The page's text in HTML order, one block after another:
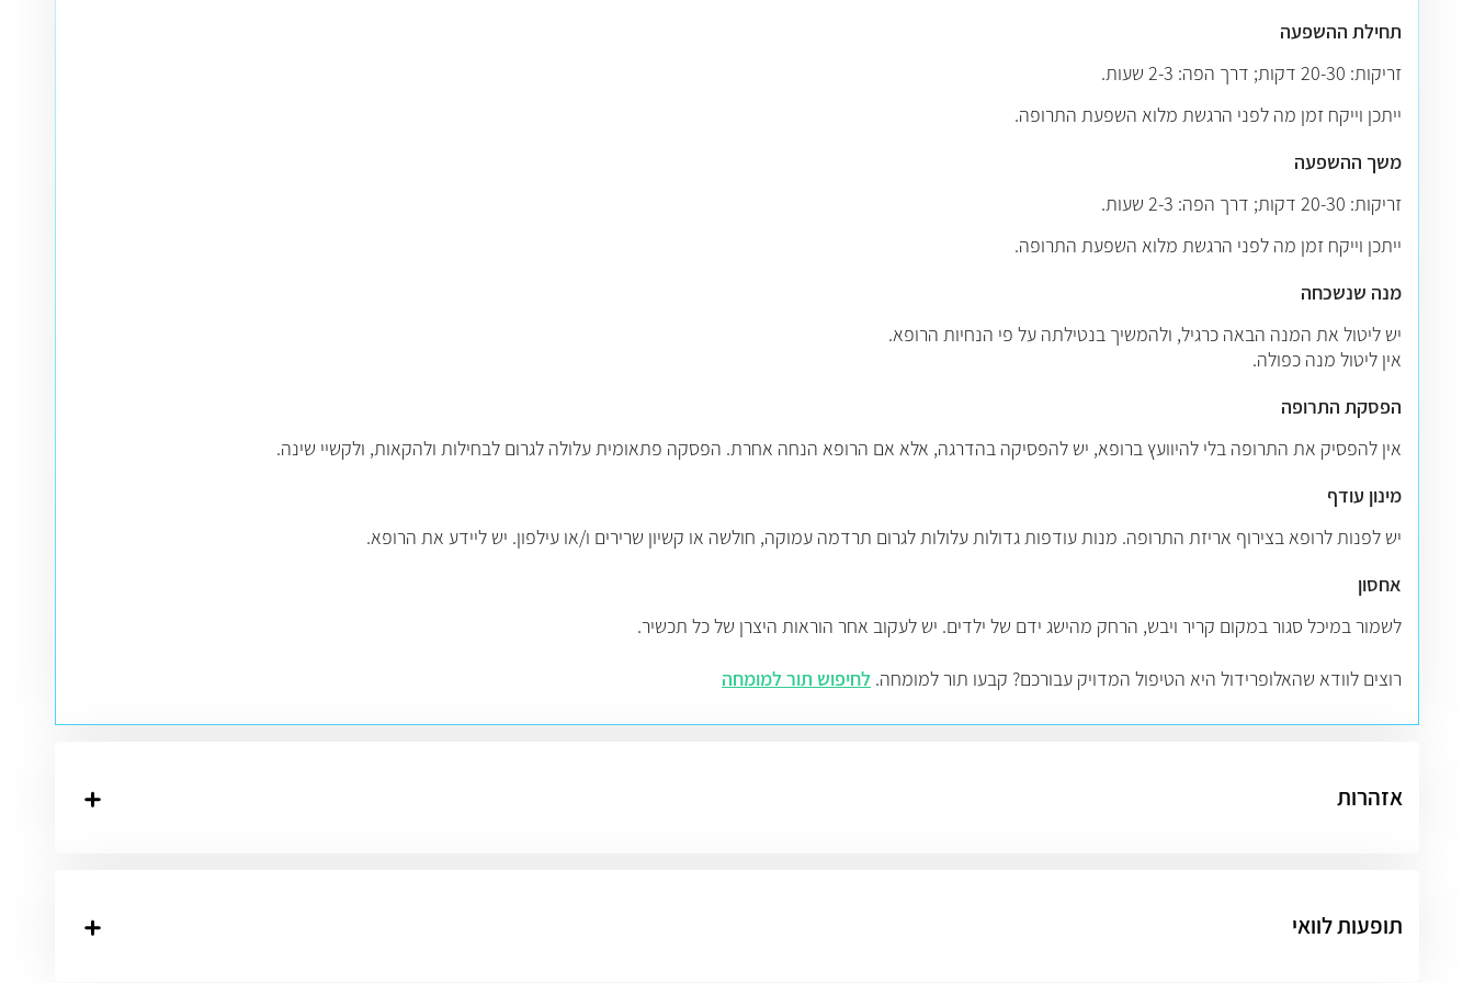
תחילת ההשפעה
זריקות: 20-30 דקות; דרך הפה: 2-3 שעות.
ייתכן וייקח זמן מה לפני הרגשת מלוא השפעת התרופה.
משך ההשפעה
זריקות: 20-30 דקות; דרך הפה: 2-3 שעות.
ייתכן וייקח זמן מה לפני הרגשת מלוא השפעת התרופה.
מנה שנשכחה
יש ליטול את המנה הבאה כרגיל, ולהמשיך בנטילתה על פי הנחיות הרופא.
אין ליטול מנה כפולה.
הפסקת התרופה
אין להפסיק את התרופה בלי להיוועץ ברופא, יש להפסיקה בהדרגה, אלא אם הרופא הנחה אחרת. הפסקה פתאומית עלולה לגרום לבחילות ולהקאות, ולקשיי שינה.
מינון עודף
יש לפנות לרופא בצירוף אריזת התרופה. מנות עודפות גדולות עלולות לגרום תרדמה עמוקה, חולשה או קשיון שרירים ו/או עילפון. יש ליידע את הרופא.
אחסון
לשמור במיכל סגור במקום קריר ויבש, הרחק מהישג ידם של ילדים. יש לעקוב אחר הוראות היצרן של כל תכשיר.
רוצים לוודא שהאלופרידול היא הטיפול המדויק עבורכם? קבעו תור למומחה. לחיפוש תור למומחה
אזהרות
תופעות לוואי